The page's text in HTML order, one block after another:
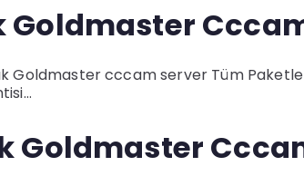
Goldmaster
Goldmaster cccam server Tüm Paketleri
Goldmaster